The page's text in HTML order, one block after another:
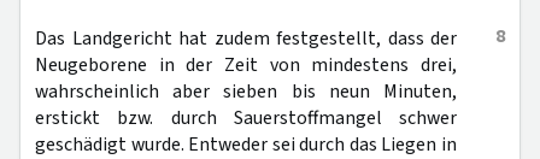
8
Das Landgericht hat zudem festgestellt, dass der
Neugeborene in der Zeit von mindestens drei,
wahrscheinlich aber sieben bis neun Minuten,
erstickt bzw. durch Sauerstoffmangel schwer
geschädigt wurde. Entweder sei durch das Liegen in